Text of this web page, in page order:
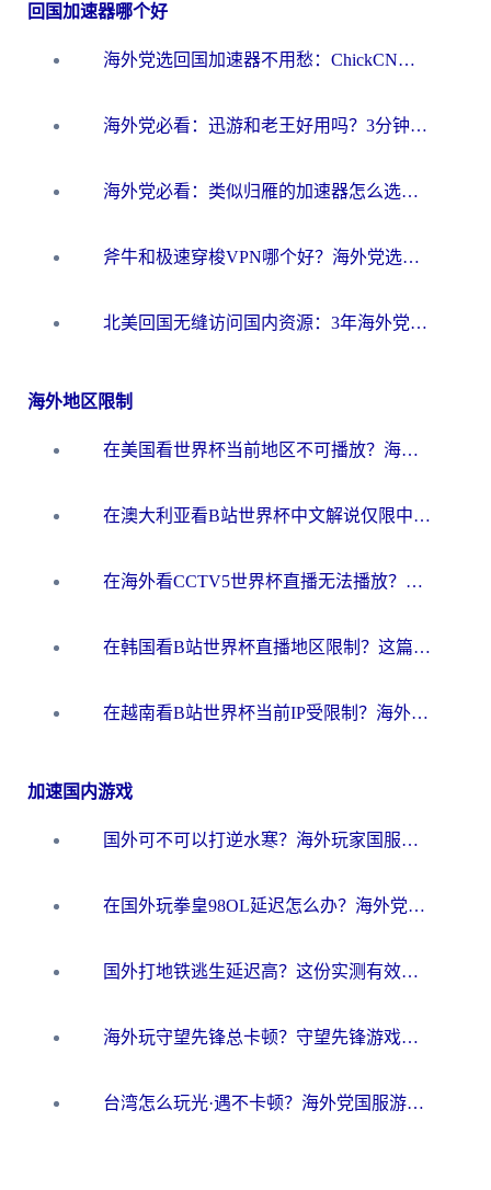
回国加速器哪个好
海外党选回国加速器不用愁：ChickCN和洞见哪个好？一篇搞定所有疑问
海外党必看：迅游和老王好用吗？3分钟选对加速国内网络的加速器
海外党必看：类似归雁的加速器怎么选？一篇搞定无缝访问国内资源
斧牛和极速穿梭VPN哪个好？海外党选回国加速器必看的真实对比与避坑指南
北美回国无缝访问国内资源：3年海外党亲测的加速器选择指南
海外地区限制
在美国看世界杯当前地区不可播放？海外党体育观赛终极指南来了！
在澳大利亚看B站世界杯中文解说仅限中国大陆？这篇指南帮你打破限制看遍赛事
在海外看CCTV5世界杯直播无法播放？这篇指南让你和国内球迷同步呐喊
在韩国看B站世界杯直播地区限制？这篇指南让你告别“当前地区不可播放”
在越南看B站世界杯当前IP受限制？海外党体育观赛终极指南来了
加速国内游戏
国外可不可以打逆水寒？海外玩家国服畅玩终极指南（附漫威荒野乱斗加速方案）
在国外玩拳皇98OL延迟怎么办？海外党亲测有效的低延迟指南
国外打地铁逃生延迟高？这份实测有效的低延迟指南帮你吃鸡
海外玩守望先锋总卡顿？守望先锋游戏加速器在哪里买&避坑指南（附欧洲非洲游戏实测）
台湾怎么玩光·遇不卡顿？海外党国服游戏加速终极攻略（附实测体验）